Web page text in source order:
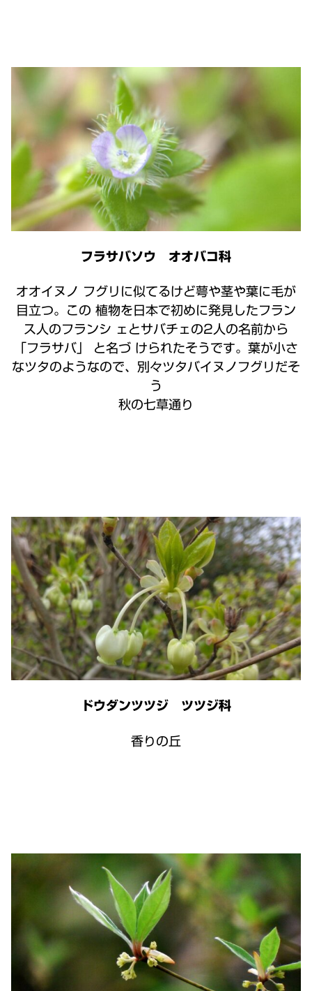
フラサバソウ オオバコ科
オオイヌノ フグリに似てるけど萼や茎や葉に毛が
目立つ。この 植物を日本で初めに発見したフラン
ス人のフランシ ェとサバチェの2人の名前から
「フラサバ」 と名づ けられたそうです。葉が小さ
なツタのようなので、別々ツタバイヌノフグリだそ
う
秋の七草通り
ドウダンツツジ ツツジ科
香りの丘